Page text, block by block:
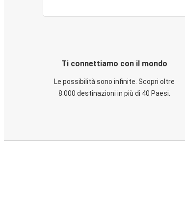
Ti connettiamo con il mondo
Le possibilità sono infinite. Scopri oltre
8.000 destinazioni in più di 40 Paesi.